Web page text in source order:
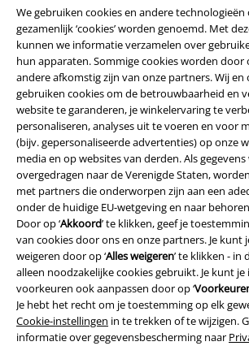
We gebruiken cookies en andere
gezamenlijk ‘cookies’ worden genoemd. Met
kunnen we informatie verzamelen over
hun apparaten. Sommige cookies worden door
andere afkomstig zijn van onze partners. Wij en
gebruiken cookies om de betrouwbaarheid en
website te garanderen, je winkelervaring te
personaliseren, analyses uit te voeren en voor
(bijv. gepersonaliseerde advertenties) op onze
media en op websites van derden. Als
overgedragen naar de Verenigde Staten,
met partners die onderworpen zijn aan een
onder de huidige EU-wetgeving en naar
Door op ‘Akkoord’ te klikken, geef je
van cookies door ons en onze partners. Je
weigeren door op ‘Alles weigeren’ te klikken - in
alleen noodzakelijke cookies gebruikt. Je kunt
voorkeuren ook aanpassen door op ‘
Je hebt het recht om je toestemming op elk
Cookie-instellingen in te trekken of te wijzigen.
informatie over gegevensbescherming naar
Over Large
Partnerprogramma's
Duurzaamheid
Word lid van onze online